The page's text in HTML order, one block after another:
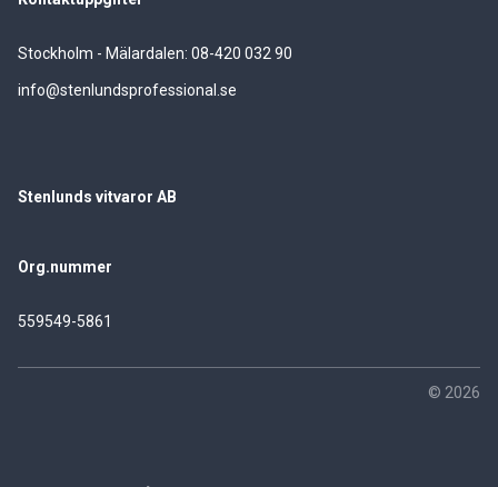
Stockholm - Mälardalen: 08-420 032 90
info@stenlundsprofessional.se
Stenlunds vitvaror AB
Org.nummer
559549-5861
© 2026